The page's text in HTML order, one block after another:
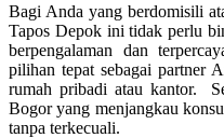
Bagi Anda yang berdomisili
Tapos Depok ini tidak perlu
berpengalaman dan
pilihan tepat sebagai partner
rumah pribadi atau kantor.
Bogor yang menjangkau
tanpa terkecuali.